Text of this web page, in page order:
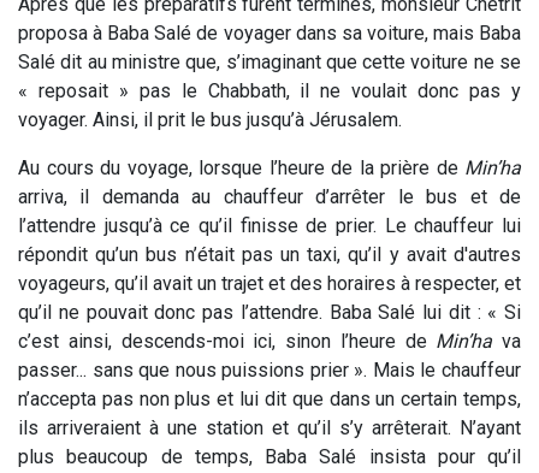
Après que les préparatifs furent terminés, monsieur Chétrit
proposa à Baba Salé de voyager dans sa voiture, mais Baba
Salé dit au ministre que, s’imaginant que cette voiture ne se
« reposait » pas le Chabbath, il ne voulait donc pas y
voyager. Ainsi, il prit le bus jusqu’à Jérusalem.
Au cours du voyage, lorsque l’heure de la prière de Min’ha
arriva, il demanda au chauffeur d’arrêter le bus et de
l’attendre jusqu’à ce qu’il finisse de prier. Le chauffeur lui
répondit qu’un bus n’était pas un taxi, qu’il y avait d'autres
voyageurs, qu’il avait un trajet et des horaires à respecter, et
qu’il ne pouvait donc pas l’attendre. Baba Salé lui dit : « Si
c’est ainsi, descends-moi ici, sinon l’heure de Min’ha va
passer... sans que nous puissions prier ». Mais le chauffeur
n’accepta pas non plus et lui dit que dans un certain temps,
ils arriveraient à une station et qu’il s’y arrêterait. N’ayant
plus beaucoup de temps, Baba Salé insista pour qu’il